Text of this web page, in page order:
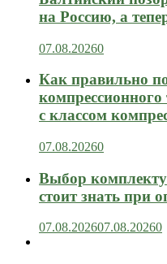
на Россию, а
07.08.20260
Как правильно
с классом
07.08.20260
Выбор
стоит знать при
07.08.202607.08.20260